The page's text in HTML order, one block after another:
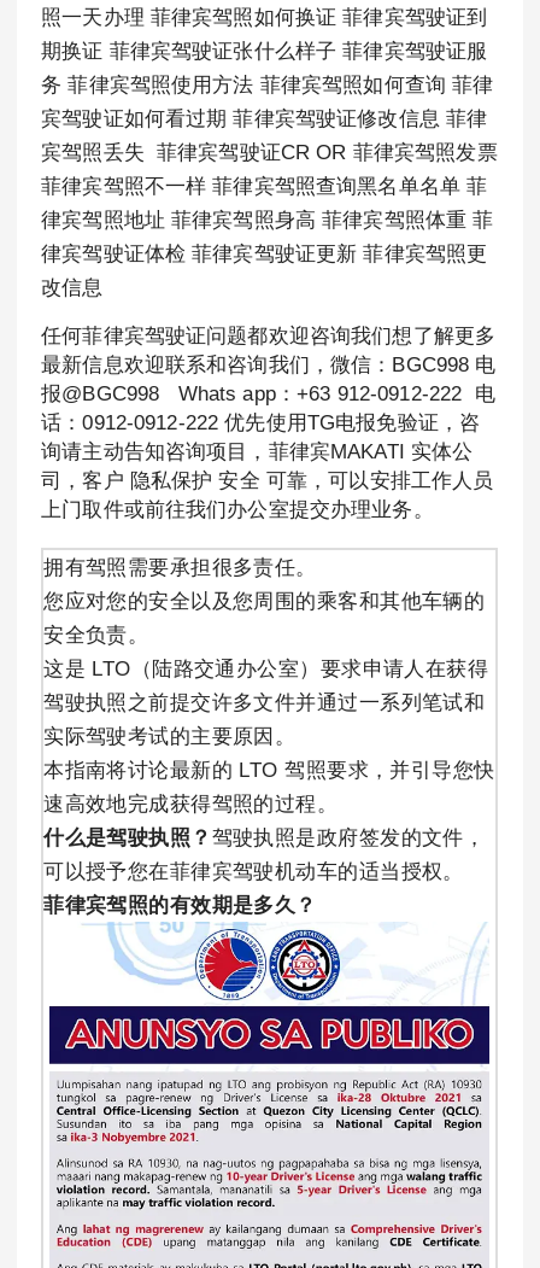
照一天办理 菲律宾驾照如何换证 菲律宾驾驶证到
期换证 菲律宾驾驶证张什么样子 菲律宾驾驶证服
务 菲律宾驾照使用方法 菲律宾驾照如何查询 菲律
宾驾驶证如何看过期 菲律宾驾驶证修改信息 菲律
宾驾照丢失 菲律宾驾驶证CR OR 菲律宾驾照发票
菲律宾驾照不一样 菲律宾驾照查询黑名单名单 菲
律宾驾照地址 菲律宾驾照身高 菲律宾驾照体重 菲
律宾驾驶证体检 菲律宾驾驶证更新 菲律宾驾照更
改信息
任何菲律宾驾驶证问题都欢迎咨询我们想了解更多
最新信息欢迎联系和咨询我们，微信：BGC998 电
报@BGC998 Whats app：+63 912-0912-222 电
话：0912-0912-222 优先使用TG电报免验证，咨
询请主动告知咨询项目，菲律宾MAKATI 实体公
司，客户 隐私保护 安全 可靠，可以安排工作人员
上门取件或前往我们办公室提交办理业务。
拥有驾照需要承担很多责任。
您应对您的安全以及您周围的乘客和其他车辆的
安全负责。
这是 LTO（陆路交通办公室）要求申请人在获得
驾驶执照之前提交许多文件并通过一系列笔试和
实际驾驶考试的主要原因。
本指南将讨论最新的 LTO 驾照要求，并引导您快
速高效地完成获得驾照的过程。
什么是驾驶执照？ 驾驶执照是政府签发的文件，
可以授予您在菲律宾驾驶机动车的适当授权。
菲律宾驾照的有效期是多久？